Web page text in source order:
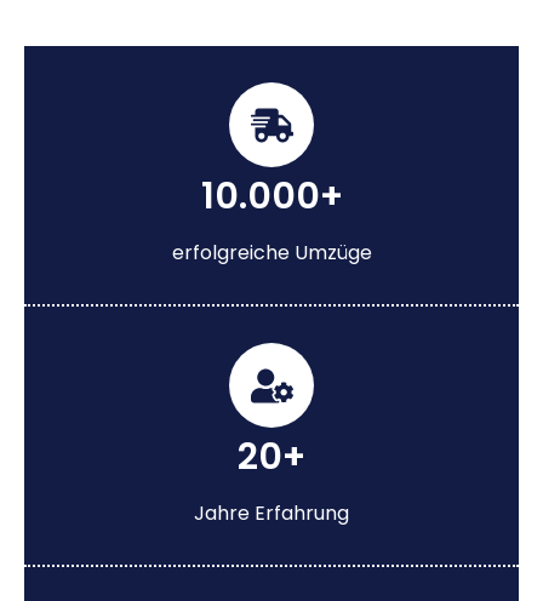
10.000+
erfolgreiche Umzüge
20+
Jahre Erfahrung